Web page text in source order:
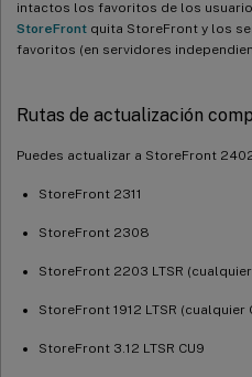
intactos los favoritos de los
StoreFront quita StoreFront y los
favoritos (en servidores
Rutas de actualización
Puedes actualizar a StoreFront
StoreFront 2311
StoreFront 2308
StoreFront 2203 LTSR (cualquier
StoreFront 1912 LTSR (cualquier
StoreFront 3.12 LTSR CU9